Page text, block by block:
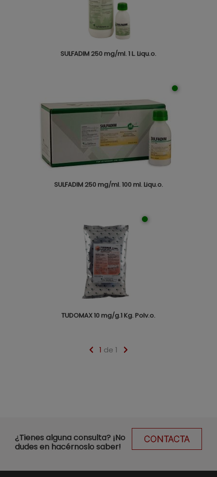
SULFADIM 250 mg/ml. 1 L. Liqu.o.
SULFADIM 250 mg/ml. 100 ml. Liqu.o.
TUDOMAX 10 mg/g.1 Kg. Polv.o.
1 de 1
CONTACTA
¿Tienes alguna consulta? ¡No
dudes en hacérnoslo saber!